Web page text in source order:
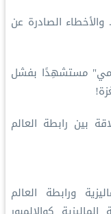
والأخطاء الصادرة عن
مستشهِدًا بفشل
بين رابطة العالم
ورابطة العالم